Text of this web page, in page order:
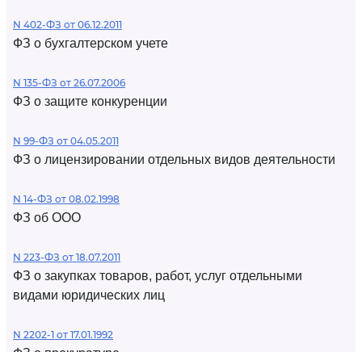
N 402-ФЗ от 06.12.2011
ФЗ о бухгалтерском учете
N 135-ФЗ от 26.07.2006
ФЗ о защите конкуренции
N 99-ФЗ от 04.05.2011
ФЗ о лицензировании отдельных видов деятельности
N 14-ФЗ от 08.02.1998
ФЗ об ООО
N 223-ФЗ от 18.07.2011
ФЗ о закупках товаров, работ, услуг отдельными
видами юридических лиц
N 2202-1 от 17.01.1992